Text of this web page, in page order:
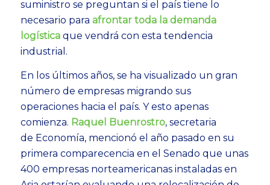
suministro se preguntan si el país tiene lo
necesario para afrontar toda la demanda
logísticaque vendrá con esta tendencia
industrial.
En los últimos años, se ha visualizado un gran
número de empresas migrando sus
operaciones hacia el país. Y esto apenas
comienza. Raquel Buenrostro, secretaria
de Economía, mencionó el año pasado en su
primera comparecencia en el Senado que unas
400 empresas norteamericanas instaladas en